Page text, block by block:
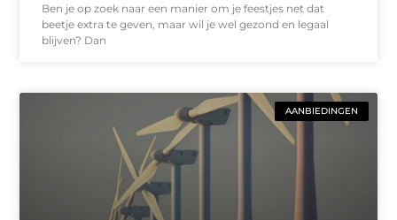
Ben je op zoek naar een manier om je feestjes net dat
beetje extra te geven, maar wil je wel gezond en legaal
blijven? Dan
AANBIEDINGEN